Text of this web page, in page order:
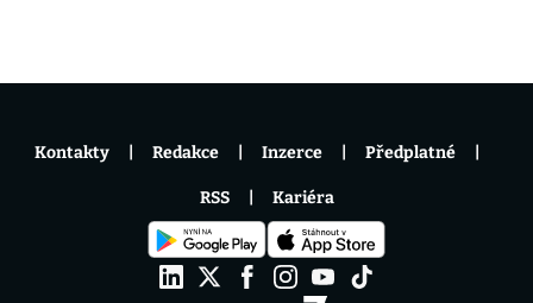
Kontakty Redakce Inzerce Předplatné
RSS Kariéra